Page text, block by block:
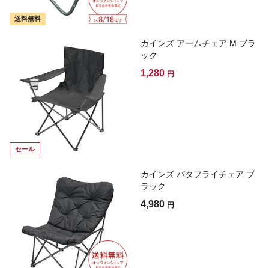
送料無料
セール
カインズ アームチェア M ブラ
ック
1,280 円
カインズ バタフライチェア ブ
ラック
4,980 円